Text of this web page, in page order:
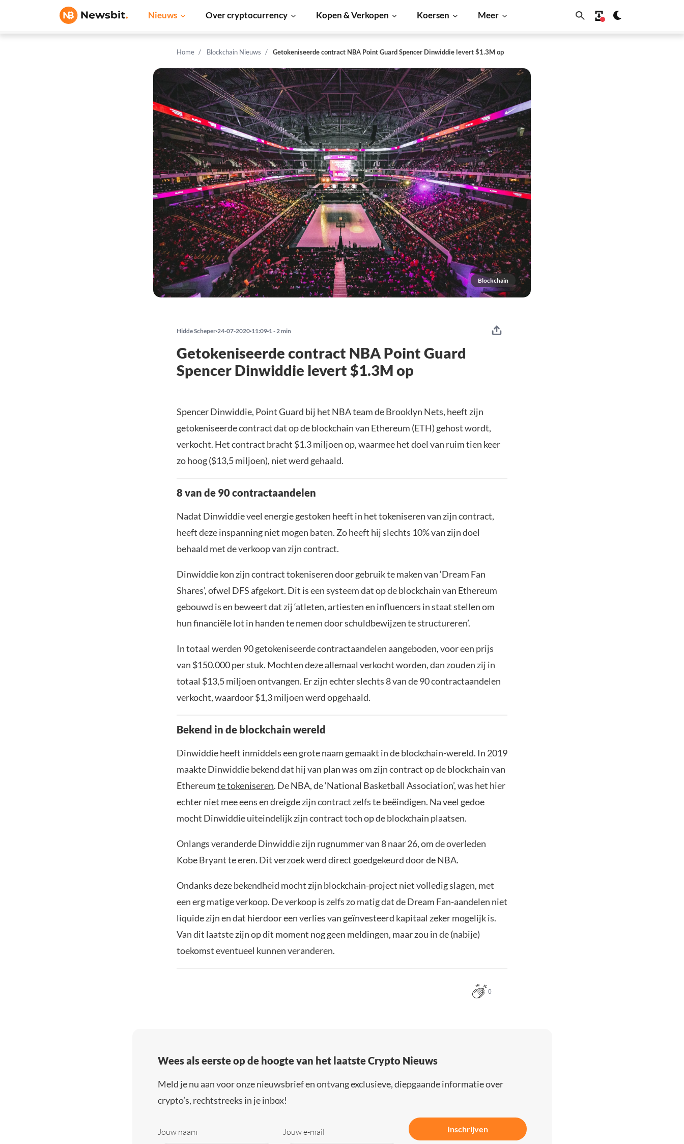
Nieuws Over cryptocurrency Kopen & Verkopen Koersen Meer
Home Blockchain Nieuws Getokeniseerde contract NBA Point Guard Spencer Dinwiddie levert $1.3M op
Blockchain
Hidde Scheper 24-07-2020 11:09 1 - 2 min
Getokeniseerde contract NBA Point Guard
Spencer Dinwiddie levert $1.3M op
Spencer Dinwiddie, Point Guard bij het NBA team de Brooklyn Nets, heeft zijn
getokeniseerde contract dat op de blockchain van Ethereum (ETH) gehost wordt,
verkocht. Het contract bracht $1.3 miljoen op, waarmee het doel van ruim tien keer
zo hoog ($13,5 miljoen), niet werd gehaald.
8 van de 90 contractaandelen
Nadat Dinwiddie veel energie gestoken heeft in het tokeniseren van zijn contract,
heeft deze inspanning niet mogen baten. Zo heeft hij slechts 10% van zijn doel
behaald met de verkoop van zijn contract.
Dinwiddie kon zijn contract tokeniseren door gebruik te maken van ‘Dream Fan
Shares’, ofwel DFS afgekort. Dit is een systeem dat op de blockchain van Ethereum
gebouwd is en beweert dat zij ‘atleten, artiesten en influencers in staat stellen om
hun financiële lot in handen te nemen door schuldbewijzen te structureren’.
In totaal werden 90 getokeniseerde contractaandelen aangeboden, voor een prijs
van $150.000 per stuk. Mochten deze allemaal verkocht worden, dan zouden zij in
totaal $13,5 miljoen ontvangen. Er zijn echter slechts 8 van de 90 contractaandelen
verkocht, waardoor $1,3 miljoen werd opgehaald.
Bekend in de blockchain wereld
Dinwiddie heeft inmiddels een grote naam gemaakt in de blockchain-wereld. In 2019
maakte Dinwiddie bekend dat hij van plan was om zijn contract op de blockchain van
Ethereumte tokeniseren. De NBA, de ‘National Basketball Association’, was het hier
echter niet mee eens en dreigde zijn contract zelfs te beëindigen. Na veel gedoe
mocht Dinwiddie uiteindelijk zijn contract toch op de blockchain plaatsen.
Onlangs veranderde Dinwiddie zijn rugnummer van 8 naar 26, om de overleden
Kobe Bryant te eren. Dit verzoek werd direct goedgekeurd door de NBA.
Ondanks deze bekendheid mocht zijn blockchain-project niet volledig slagen, met
een erg matige verkoop. De verkoop is zelfs zo matig dat de Dream Fan-aandelen niet
liquide zijn en dat hierdoor een verlies van geïnvesteerd kapitaal zeker mogelijk is.
Van dit laatste zijn op dit moment nog geen meldingen, maar zou in de (nabije)
toekomst eventueel kunnen veranderen.
0
Wees als eerste op de hoogte van het laatste Crypto Nieuws
Meld je nu aan voor onze nieuwsbrief en ontvang exclusieve, diepgaande informatie over
crypto’s, rechtstreeks in je inbox!
Jouw naam Jouw e-mail Inschrijven